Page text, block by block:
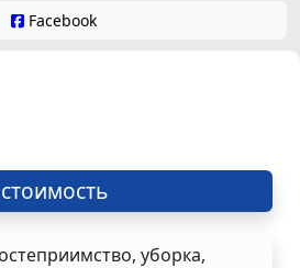
Facebook
уборка,